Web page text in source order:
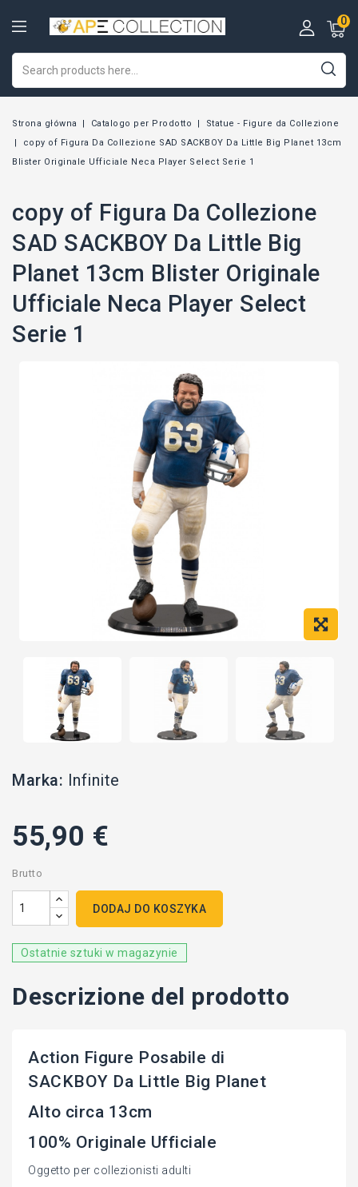
0
Strona główna Catalogo per Prodotto
Statue - Figure da Collezione
copy of Figura Da Collezione SAD SACKBOY Da Little Big Planet 13cm
Blister Originale Ufficiale Neca Player Select Serie 1
copy of Figura Da Collezione
SAD SACKBOY Da Little Big
Planet 13cm Blister Originale
Ufficiale Neca Player Select
Serie 1
Marka: Infinite
55,90 €
Brutto
DODAJ DO KOSZYKA
Ostatnie sztuki w magazynie
Descrizione del prodotto
Action Figure Posabile di
SACKBOY Da Little Big Planet
Alto circa 13cm
100% Originale Ufficiale
Oggetto per collezionisti adulti